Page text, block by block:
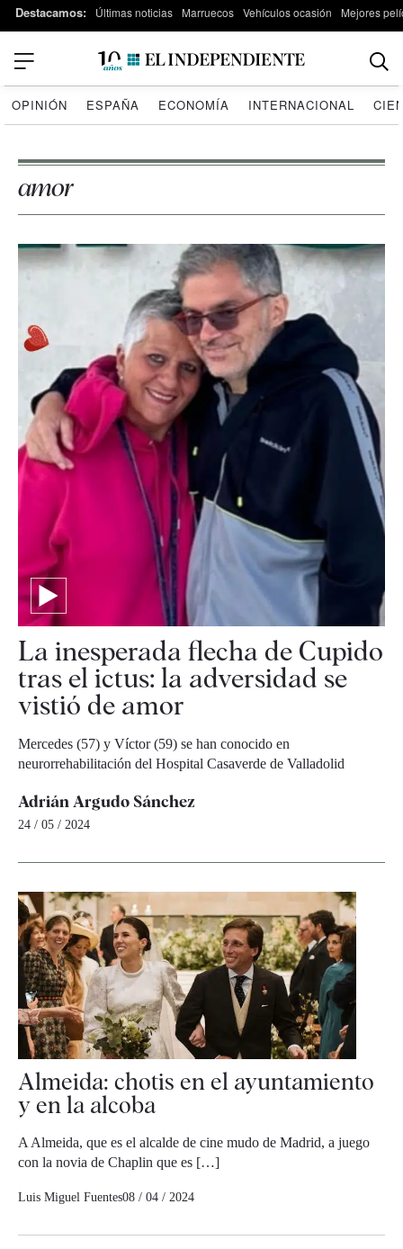
Destacamos: Últimas noticias Marruecos Vehículos ocasión Mejores
OPINIÓN ESPAÑA ECONOMÍA INTERNACIONAL
amor
La inesperada flecha de Cupido
tras el ictus: la adversidad se
vistió de amor
Mercedes (57) y Víctor (59) se han conocido en
neurorrehabilitación del Hospital Casaverde de Valladolid
Adrián Argudo Sánchez
24 / 05 / 2024
Almeida: chotis en el ayuntamiento
y en la alcoba
A Almeida, que es el alcalde de cine mudo de Madrid, a juego
con la novia de Chaplin que es […]
Luis Miguel Fuentes08 / 04 / 2024